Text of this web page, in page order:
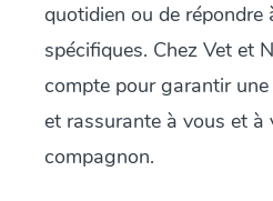
quotidien ou de répondre
spécifiques. Chez Vet et
compte pour garantir
et rassurante à vous et à
compagnon.